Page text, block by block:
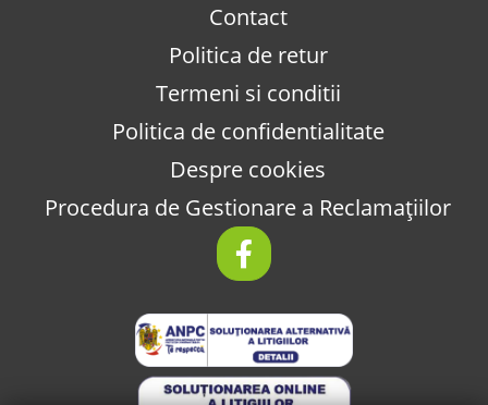
Contact
Politica de retur
Termeni si conditii
Politica de confidentialitate
Despre cookies
Procedura de Gestionare a Reclamațiilor